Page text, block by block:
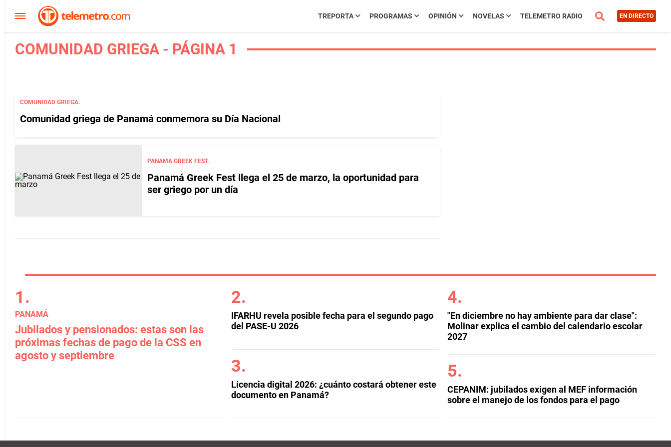
TREPORTA PROGRAMAS OPINIÓN NOVELAS TELEMETRO RADIO EN DIRECTO
COMUNIDAD GRIEGA - PÁGINA 1
COMUNIDAD GRIEGA.
Comunidad griega de Panamá conmemora su Día Nacional
PANAMA GREEK FEST.
Panamá Greek Fest llega el 25 de marzo, la oportunidad para
ser griego por un día
PANAMÁ
Jubilados y pensionados: estas son las
próximas fechas de pago de la CSS en
agosto y septiembre
IFARHU revela posible fecha para el segundo pago
del PASE-U 2026
Licencia digital 2026: ¿cuánto costará obtener este
documento en Panamá?
"En diciembre no hay ambiente para dar clase":
Molinar explica el cambio del calendario escolar
2027
CEPANIM: jubilados exigen al MEF información
sobre el manejo de los fondos para el pago